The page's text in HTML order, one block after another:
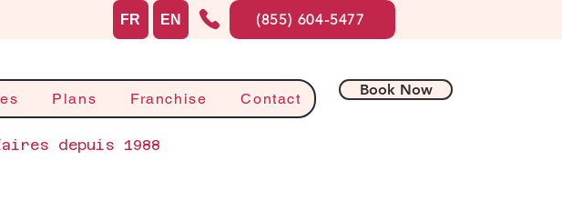
Plans Franchise Contact
Book Now
depuis 1988
FR EN (855) 604-5477